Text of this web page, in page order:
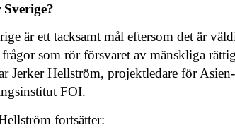
är ett tacksamt mål eftersom det är
frågor som rör försvaret av mänskliga
Jerker Hellström, projektledare för
FOI.
fortsätter: